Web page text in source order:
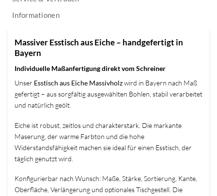
Informationen
Massiver Esstisch aus Eiche – handgefertigt in
Bayern
Individuelle Maßanfertigung direkt vom Schreiner
Unser Esstisch aus Eiche Massivholzwird in Bayern nach Maß
gefertigt – aus sorgfältig ausgewählten Bohlen, stabil verarbeitet
und natürlich geölt.
Eiche ist robust, zeitlos und charakterstark. Die markante
Maserung, der warme Farbton und die hohe
Widerstandsfähigkeit machen sie ideal für einen Esstisch, der
täglich genutzt wird.
Konfigurierbar nach Wunsch: Maße, Stärke, Sortierung, Kante,
Oberfläche, Verlängerung und optionales Tischgestell. Die